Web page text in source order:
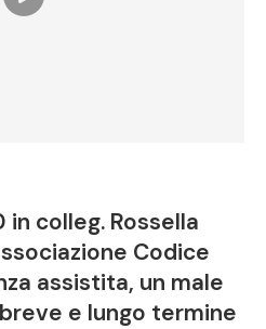
in colleg. Rossella
Codice
assistita, un male
e lungo termine